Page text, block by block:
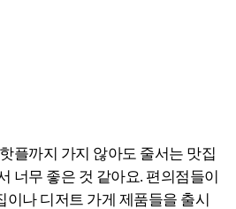
플까지 가지 않아도 줄서는 맛집
너무 좋은 것 같아요. 편의점들이
이나 디저트 가게 제품들을 출시